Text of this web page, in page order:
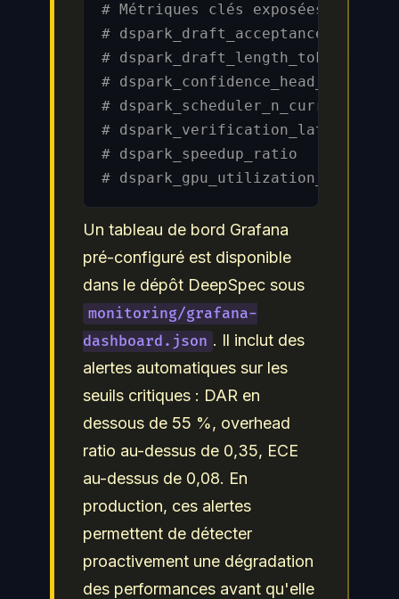
# Métriques clés exposées :
# dspark_draft_acceptance_rate
# dspark_draft_length_tokens
#
# dspark_scheduler_n_current
#
# dspark_speedup_ratio
# dspark_gpu_utilization_pct
Un tableau de bord Grafana
pré-configuré est disponible
dans le dépôt DeepSpec sous
monitoring/grafana-
dashboard.json . Il inclut des
alertes automatiques sur les
seuils critiques : DAR en
dessous de 55 %, overhead
ratio au-dessus de 0,35, ECE
au-dessus de 0,08. En
production, ces alertes
permettent de détecter
proactivement une dégradation
des performances avant qu'elle